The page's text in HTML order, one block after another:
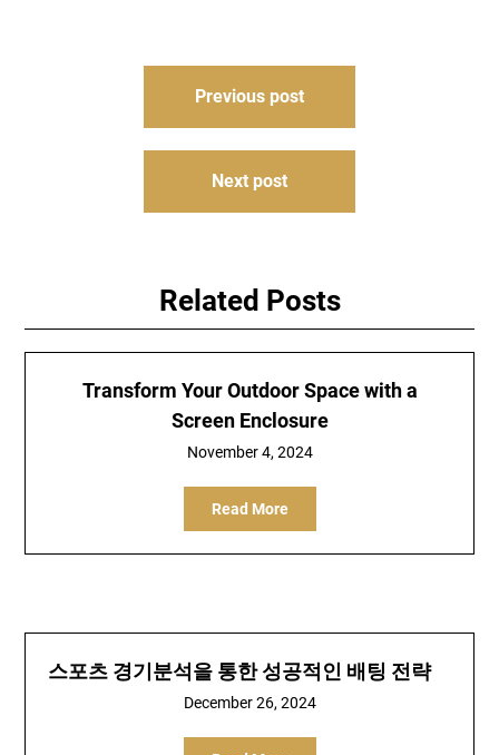
Previous post
Next post
Related Posts
Transform Your Outdoor Space with a
Screen Enclosure
November 4, 2024
Read More
스포츠 경기분석을 통한 성공적인 배팅 전략
December 26, 2024